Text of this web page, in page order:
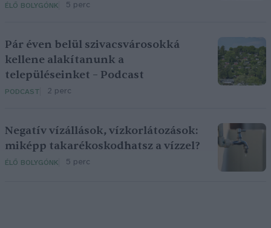
ÉLŐ BOLYGÓNK 5 perc
Pár éven belül szivacsvárosokká
kellene alakítanunk a
településeinket – Podcast
PODCAST 2 perc
Negatív vízállások, vízkorlátozások:
miképp takarékoskodhatsz a vízzel?
ÉLŐ BOLYGÓNK 5 perc